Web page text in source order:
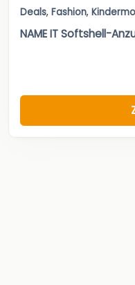
Deals, Fashion,
NAME IT Softshell-